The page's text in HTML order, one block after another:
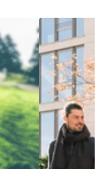
HNF-
Bikes